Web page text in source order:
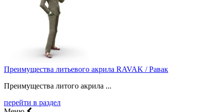
Преимущества литьевого акрила RAVAK / Равак
Преимущества литого акрила ...
перейти в раздел